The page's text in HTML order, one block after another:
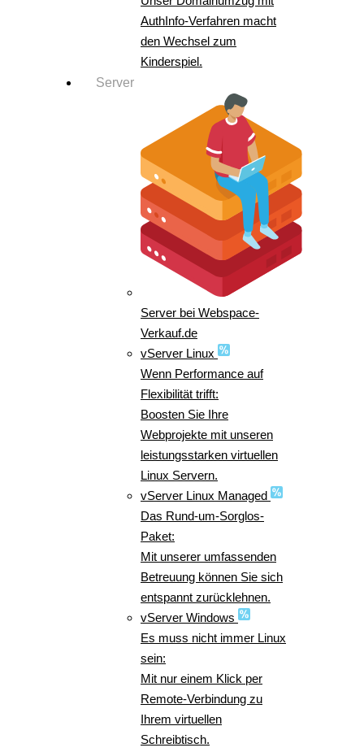
AuthInfo-Verfahren macht
den Wechsel zum
Kinderspiel.
Server
Server bei Webspace-
Verkauf.de
vServer Linux
Wenn Performance auf
Flexibilität trifft:
Boosten Sie Ihre
Webprojekte mit unseren
leistungsstarken virtuellen
Linux Servern.
vServer Linux Managed
Das Rund-um-Sorglos-
Paket:
Mit unserer umfassenden
Betreuung können Sie sich
entspannt zurücklehnen.
vServer Windows
Es muss nicht immer Linux
sein:
Mit nur einem Klick per
Remote-Verbindung zu
Ihrem virtuellen
Schreibtisch.